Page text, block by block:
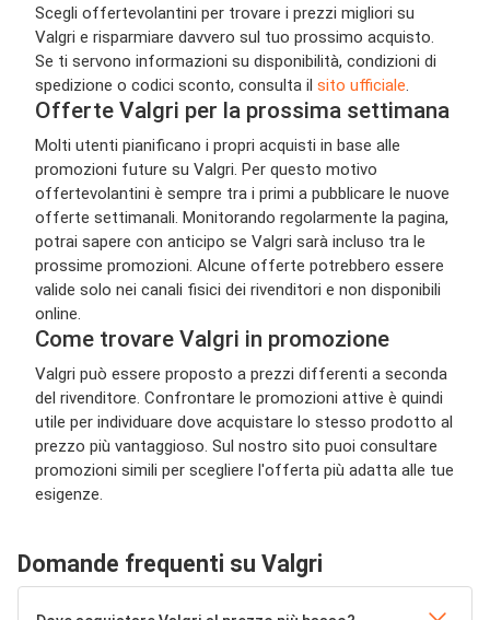
Scegli offertevolantini per trovare i prezzi migliori su
Valgri e risparmiare davvero sul tuo prossimo acquisto.
Se ti servono informazioni su disponibilità, condizioni di
spedizione o codici sconto, consulta il sito ufficiale
Offerte Valgri per la prossima settimana
Molti utenti pianificano i propri acquisti in base alle
promozioni future su Valgri. Per questo motivo
offertevolantini è sempre tra i primi a pubblicare le nuove
offerte settimanali. Monitorando regolarmente la pagina,
potrai sapere con anticipo se Valgri sarà incluso tra le
prossime promozioni. Alcune offerte potrebbero essere
valide solo nei canali fisici dei rivenditori e non disponibili
online.
Come trovare Valgri in promozione
Valgri può essere proposto a prezzi differenti a seconda
del rivenditore. Confrontare le promozioni attive è quindi
utile per individuare dove acquistare lo stesso prodotto al
prezzo più vantaggioso. Sul nostro sito puoi consultare
promozioni simili per scegliere l'offerta più adatta alle tue
esigenze.
Domande frequenti su Valgri